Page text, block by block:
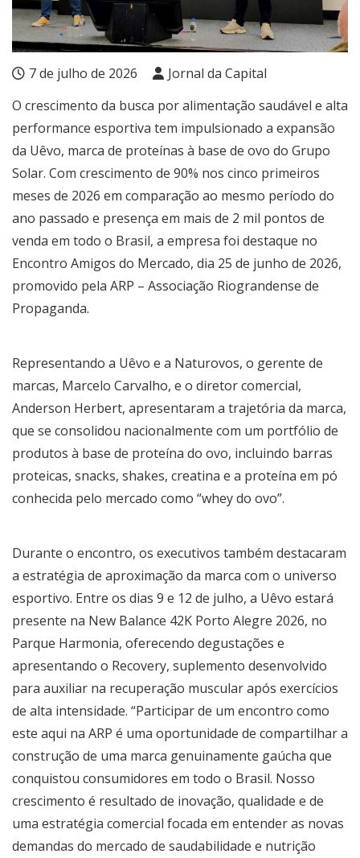
7 de julho de 2026
Jornal da Capital
O crescimento da busca por alimentação saudável e alta
performance esportiva tem impulsionado a expansão
da Uêvo, marca de proteínas à base de ovo do Grupo
Solar. Com crescimento de 90% nos cinco primeiros
meses de 2026 em comparação ao mesmo período do
ano passado e presença em mais de 2 mil pontos de
venda em todo o Brasil, a empresa foi destaque no
Encontro Amigos do Mercado, dia 25 de junho de 2026,
promovido pela ARP – Associação Riograndense de
Propaganda.
Representando a Uêvo e a Naturovos, o gerente de
marcas, Marcelo Carvalho, e o diretor comercial,
Anderson Herbert, apresentaram a trajetória da marca,
que se consolidou nacionalmente com um portfólio de
produtos à base de proteína do ovo, incluindo barras
proteicas, snacks, shakes, creatina e a proteína em pó
conhecida pelo mercado como “whey do ovo”.
Durante o encontro, os executivos também destacaram
a estratégia de aproximação da marca com o universo
esportivo. Entre os dias 9 e 12 de julho, a Uêvo estará
presente na New Balance 42K Porto Alegre 2026, no
Parque Harmonia, oferecendo degustações e
apresentando o Recovery, suplemento desenvolvido
para auxiliar na recuperação muscular após exercícios
de alta intensidade. “Participar de um encontro como
este aqui na ARP é uma oportunidade de compartilhar a
construção de uma marca genuinamente gaúcha que
conquistou consumidores em todo o Brasil. Nosso
crescimento é resultado de inovação, qualidade e de
uma estratégia comercial focada em entender as novas
demandas do mercado de saudabilidade e nutrição